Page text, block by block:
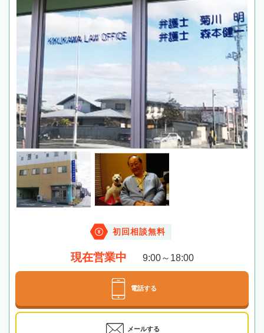
初回相談無料
現在営業中 9:00～18:00
電話する
メールする